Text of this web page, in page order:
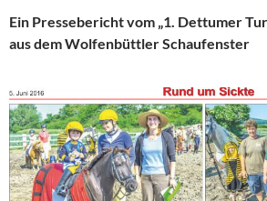
Ein Presseberichtvom „1. Dettumer
aus dem Wolfenbüttler Schaufenster